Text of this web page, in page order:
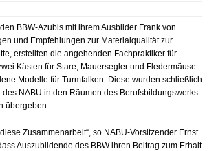
BBW-Azubis mit ihrem Ausbilder Frank von
und Empfehlungen zur Materialqualität zur
erstellten die angehenden Fachpraktiker für
Kästen für Stare, Mauersegler und Fledermäuse
Modelle für Turmfalken. Diese wurden schließlich
NABU in den Räumen des Berufsbildungswerks
übergeben.
Zusammenarbeit“, so NABU-Vorsitzender Ernst
Auszubildende des BBW ihren Beitrag zum Erhalt